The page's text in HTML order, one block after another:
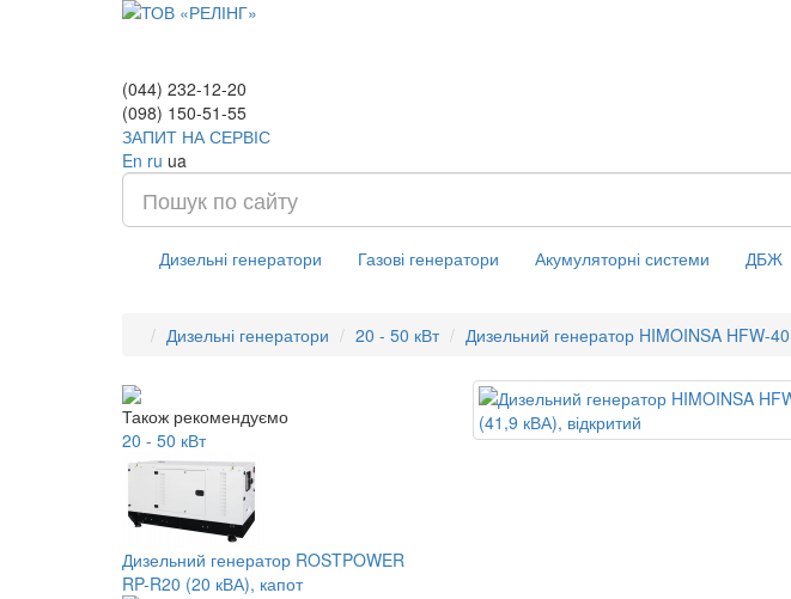
(044) 232-12-20
(098) 150-51-55
ЗАПИТ НА СЕРВІС
En ru ua
Дизельні генератори Газові генератори Акумуляторні системи ДБЖ
Дизельні генератори 20 - 50 кВт Дизельний генератор HIMOINSA HFW-
Також рекомендуємо
20 - 50 кВт
Дизельний генератор ROSTPOWER
RP-R20 (20 кВА), капот